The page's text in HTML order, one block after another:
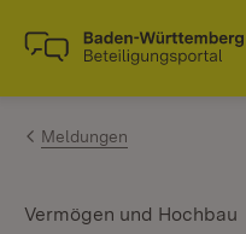
Zum Inhalt springen
Link zur Startseite
Meldungen
Vermögen und Hochbau